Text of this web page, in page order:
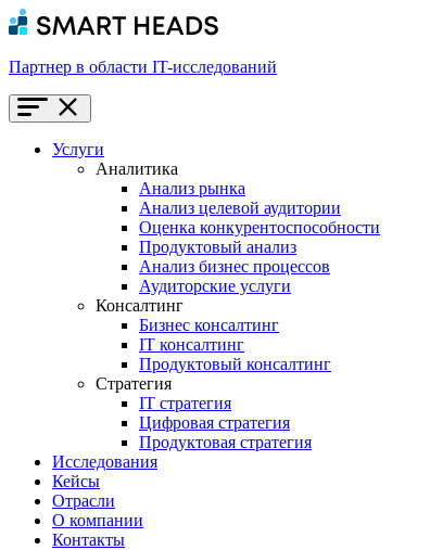
Партнер в области IT-исследований
Услуги
Аналитика
Анализ рынка
Анализ целевой аудитории
Оценка конкурентоспособности
Продуктовый анализ
Анализ бизнес процессов
Аудиторские услуги
Консалтинг
Бизнес консалтинг
IT консалтинг
Продуктовый консалтинг
Стратегия
IT стратегия
Цифровая стратегия
Продуктовая стратегия
Исследования
Кейсы
Отрасли
О компании
Контакты